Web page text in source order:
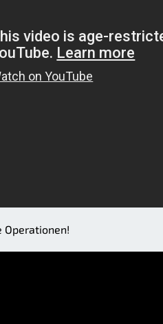
Operationen!